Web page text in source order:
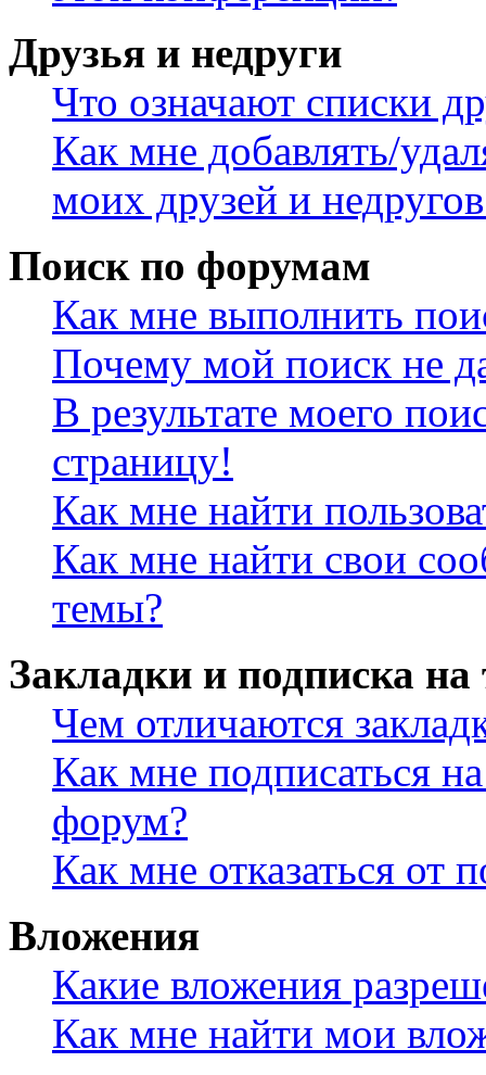
Друзья и недруги
Что означают списки
Как мне добавлять/
моих друзей и
Поиск по форумам
Как мне выполнить
Почему мой поиск не
В результате моего
страницу!
Как мне найти
Как мне найти свои
темы?
Закладки и подписка
Чем отличаются
Как мне подписаться
форум?
Как мне отказаться от
Вложения
Какие вложения
Как мне найти мои